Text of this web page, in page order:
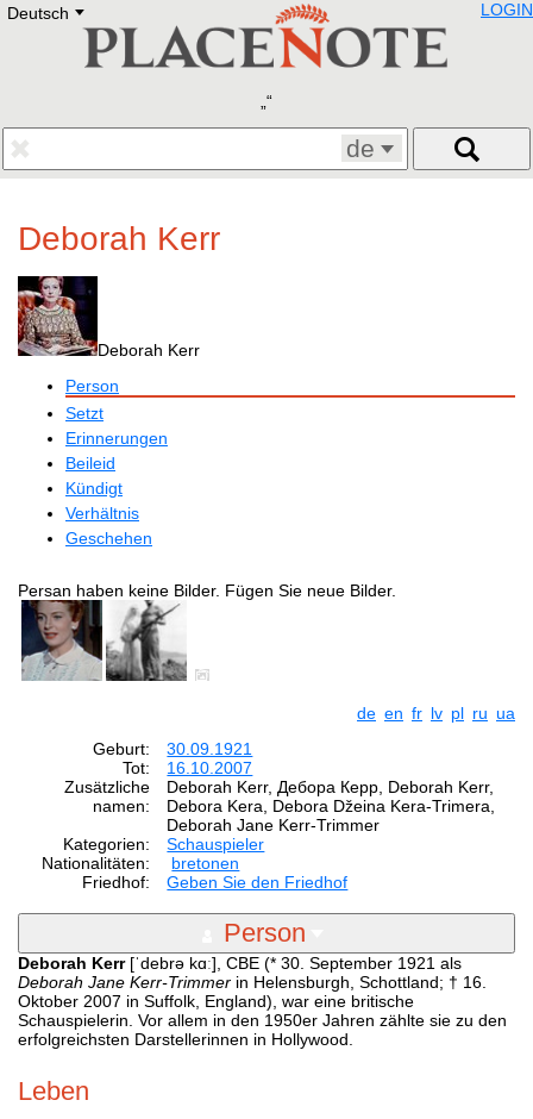
Deutsch E
Deutsch
Francais
Polski
Eestikeelne
LOGIN
de
Deborah Kerr
Deborah Kerr
Person
Setzt
Erinnerungen
Beileid
Kündigt
Verhältnis
Geschehen
Persan haben keine Bilder. Fügen Sie neue Bilder.
de en fr lv pl ru ua
Geburt:
30.09.1921
Tot:
16.10.2007
Zusätzliche
namen:
Deborah Kerr, Дебора Керр, Deborah Kerr,
Debora Kera, Debora Džeina Kera-Trimera,
Deborah Jane Kerr-Trimmer
Kategorien:
Schauspieler
Nationalitäten:
bretonen
Friedhof:
Geben Sie den Friedhof
Person
Deborah Kerr[ˈdebrə kɑː], CBE (* 30. September 1921 als
Deborah Jane Kerr-Trimmer in Helensburgh, Schottland; † 16.
Oktober 2007 in Suffolk, England), war eine britische
Schauspielerin. Vor allem in den 1950er Jahren zählte sie zu den
erfolgreichsten Darstellerinnen in Hollywood.
Leben